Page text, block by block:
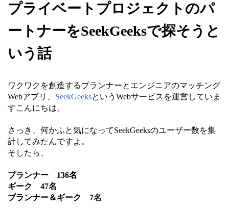
プライベートプロジェクトのパ
ートナーをSeekGeeksで探そうと
いう話
ワクワクを創造するプランナーとエンジニアのマッチング
Webアプリ、 SeekGeeksというWebサービスを運営していま
すこんにちは。
さっき、何かふと気になってSeekGeeksのユーザー数を集
計してみたんですよ。
そしたら、
プランナー 136名
ギーク 47名
プランナー＆ギーク 7名